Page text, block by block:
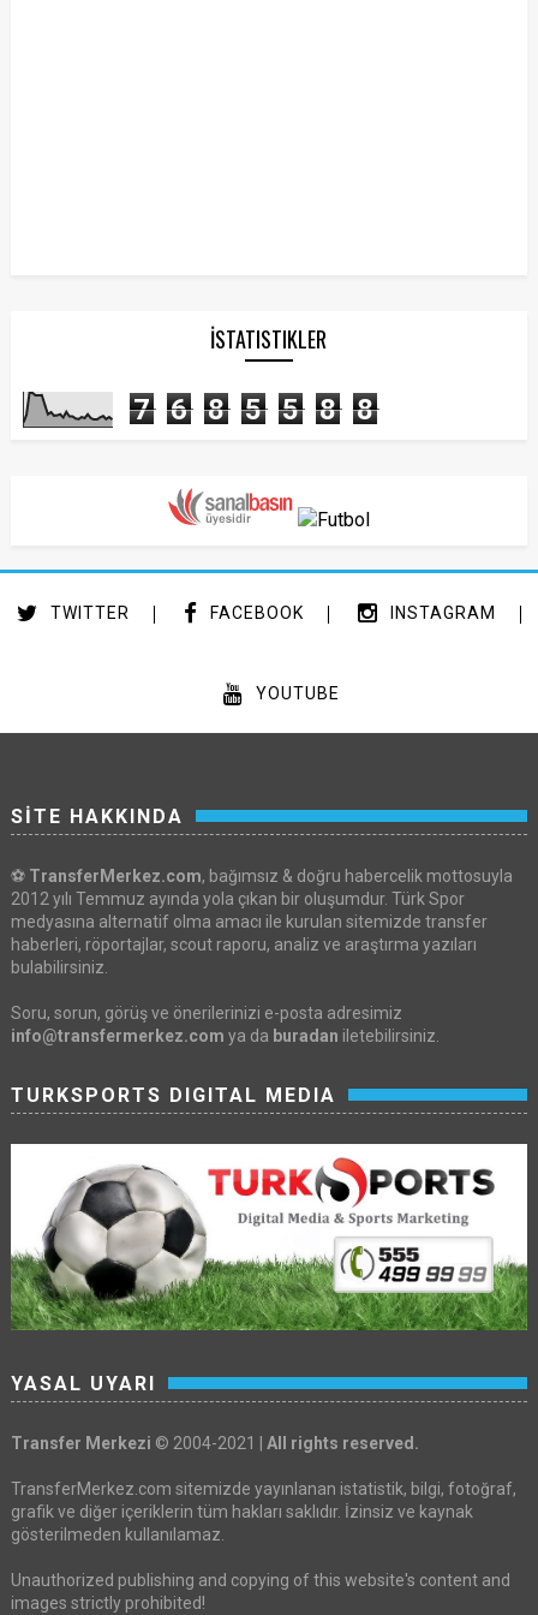
İSTATISTIKLER
7 6 8 5 5 8 8
TWITTER FACEBOOK INSTAGRAM
YOUTUBE
SİTE HAKKINDA
⚽ TransferMerkez.com, bağımsız & doğru habercelik mottosuyla
2012 yılı Temmuz ayında yola çıkan bir oluşumdur. Türk Spor
medyasına alternatif olma amacı ile kurulan sitemizde transfer
haberleri, röportajlar, scout raporu, analiz ve araştırma yazıları
bulabilirsiniz.
Soru, sorun, görüş ve önerilerinizi e-posta adresimiz
info@transfermerkez.com ya da buradan iletebilirsiniz.
TURKSPORTS DIGITAL MEDIA
YASAL UYARI
Transfer Merkezi © 2004-2021 | All rights reserved.
TransferMerkez.com sitemizde yayınlanan istatistik, bilgi, fotoğraf,
grafik ve diğer içeriklerin tüm hakları saklıdır. İzinsiz ve kaynak
gösterilmeden kullanılamaz.
Unauthorized publishing and copying of this website's content and
images strictly prohibited!